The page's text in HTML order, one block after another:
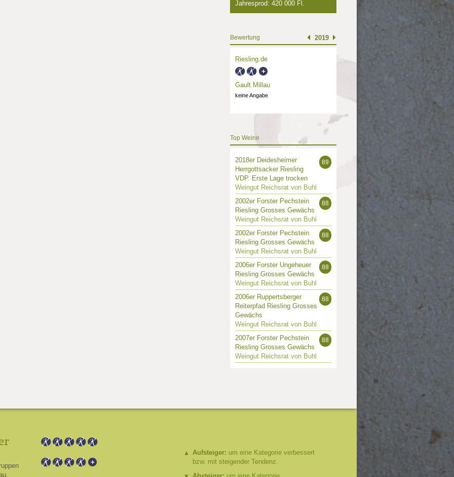
Jahresprod: 420 000 Fl.
Bewertung 2019
Riesling.de
Gault Millau
keine Angabe
Top Weine
89
2018er Deidesheimer
Herrgottsacker Riesling
VDP. Erste Lage trocken
Weingut Reichsrat von Buhl
88
2002er Forster Pechstein
Riesling Grosses Gewächs
Weingut Reichsrat von Buhl
88
2002er Forster Pechstein
Riesling Grosses Gewächs
Weingut Reichsrat von Buhl
88
2006er Forster Ungeheuer
Riesling Grosses Gewächs
Weingut Reichsrat von Buhl
88
2006er Ruppertsberger
Reiterpfad Riesling Grosses
Gewächs
Weingut Reichsrat von Buhl
88
2007er Forster Pechstein
Riesling Grosses Gewächs
Weingut Reichsrat von Buhl
Aufsteiger: um eine Kategorie verbessert
bzw. mit steigender Tendenz.